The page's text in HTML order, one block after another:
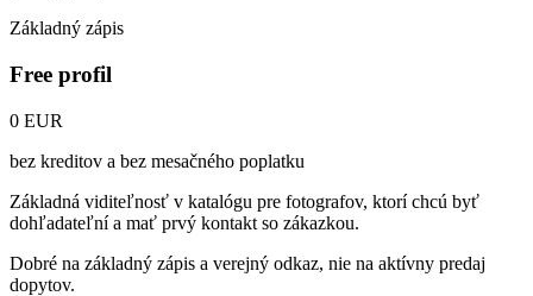
Základný zápis
Free profil
0 EUR
bez kreditov a bez mesačného poplatku
Základná viditeľnosť v katalógu pre fotografov, ktorí chcú byť
dohľadateľní a mať prvý kontakt so zákazkou.
Dobré na základný zápis a verejný odkaz, nie na aktívny predaj
dopytov.